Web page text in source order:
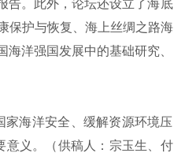
告。此外，论坛还设立了海底
保护与恢复、海上丝绸之路海
洋强国发展中的基础研究、
海洋安全、缓解资源环境压
意义。（供稿人：宗玉生、付